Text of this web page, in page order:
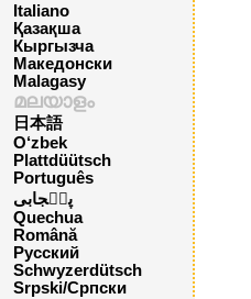
Italiano
Қазақша
Кыргызча
Македонски
Malagasy
മലയാളം
日本語
O‘zbek
Plattdüütsch
Português
پن٘جابی
Quechua
Română
Русский
Schwyzerdütsch
Srpski/Српски